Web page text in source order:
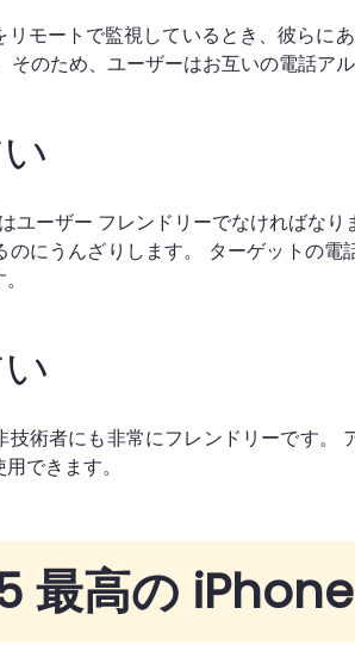
モートで監視しているとき、彼らに
のため、ユーザーはお互いの電話ア
ユーザー フレンドリーでなければな
のにうんざりします。 ターゲットの
術者にも非常にフレンドリーです
できます。
最高の